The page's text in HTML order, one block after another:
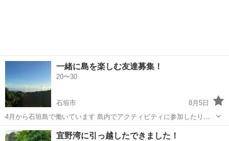
一緒に島を楽しむ友達募集！
20〜30
石垣市
8月5日
4月から石垣島で働いています 島内でアクティビティに参加したり、
飲食店を巡ったりできる友達を探しています✌️
沖縄 石垣市 友達
宜野湾に引っ越したできました！